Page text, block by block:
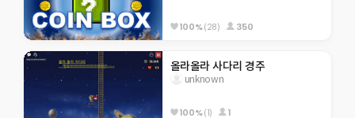
100%(28) 350
올라올라 사다리 경주
unknown
100%(1) 1